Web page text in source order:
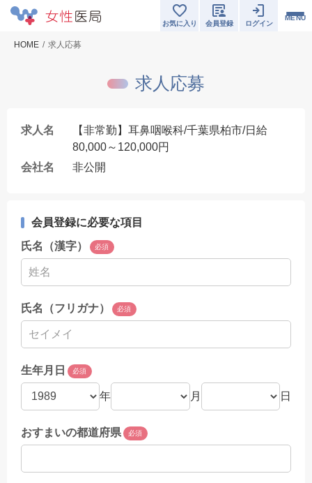
MENU
お気に入り 会員登録 ログイン
HOME 求人応募
求人応募
求人名
【非常勤】耳鼻咽喉科/千葉県柏市/日給
80,000～120,000円
会社名
非公開
会員登録に必要な項目
氏名（漢字）
必須
氏名（フリガナ） 必須
生年月日 必須
年 月 日
おすまいの都道府県 必須